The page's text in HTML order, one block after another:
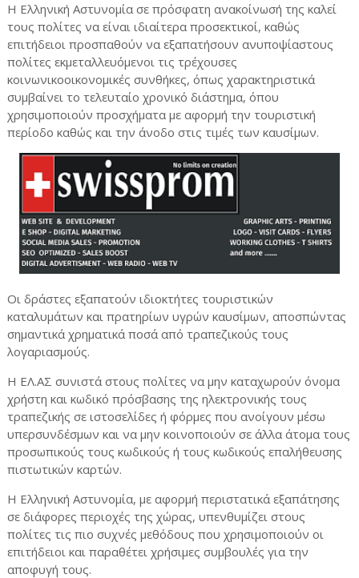
Η Ελληνική Αστυνομία σε πρόσφατη ανακοίνωσή της καλεί
τους πολίτες να είναι ιδιαίτερα προσεκτικοί, καθώς
επιτήδειοι προσπαθούν να εξαπατήσουν ανυποψίαστους
πολίτες εκμεταλλευόμενοι τις τρέχουσες
κοινωνικοοικονομικές συνθήκες, όπως χαρακτηριστικά
συμβαίνει το τελευταίο χρονικό διάστημα, όπου
χρησιμοποιούν προσχήματα με αφορμή την τουριστική
περίοδο καθώς και την άνοδο στις τιμές των καυσίμων.
Οι δράστες εξαπατούν ιδιοκτήτες τουριστικών
καταλυμάτων και πρατηρίων υγρών καυσίμων, αποσπώντας
σημαντικά χρηματικά ποσά από τραπεζικούς τους
λογαριασμούς.
Η ΕΛ.ΑΣ συνιστά στους πολίτες να μην καταχωρούν όνομα
χρήστη και κωδικό πρόσβασης της ηλεκτρονικής τους
τραπεζικής σε ιστοσελίδες ή φόρμες που ανοίγουν μέσω
υπερσυνδέσμων και να μην κοινοποιούν σε άλλα άτομα τους
προσωπικούς τους κωδικούς ή τους κωδικούς επαλήθευσης
πιστωτικών καρτών.
Η Ελληνική Αστυνομία, με αφορμή περιστατικά εξαπάτησης
σε διάφορες περιοχές της χώρας, υπενθυμίζει στους
πολίτες τις πιο συχνές μεθόδους που χρησιμοποιούν οι
επιτήδειοι και παραθέτει χρήσιμες συμβουλές για την
αποφυγή τους.